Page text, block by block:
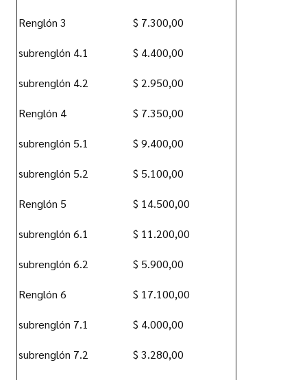
Renglón 3 $ 7.300,00
subrenglón 4.1 $ 4.400,00
subrenglón 4.2 $ 2.950,00
Renglón 4 $ 7.350,00
subrenglón 5.1 $ 9.400,00
subrenglón 5.2 $ 5.100,00
Renglón 5 $ 14.500,00
subrenglón 6.1 $ 11.200,00
subrenglón 6.2 $ 5.900,00
Renglón 6 $ 17.100,00
subrenglón 7.1 $ 4.000,00
subrenglón 7.2 $ 3.280,00